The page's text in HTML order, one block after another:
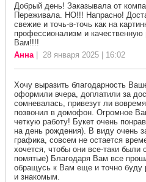
Добрый день! Заказывала от
Переживала. НО!!! Напрасно!
свежие и точь-в-точь как на
профессионализм и качественную
Вам!!!!
Анна| 28 января 2025 | 16:02
Хочу выразить благодарность
оформили вчера, доплатили за
сомневалась, привезут ли
позвонил в домофон. Огромное
четкую работу! Букет очень
на день рождения). В виду очень
графика, совсем не остается
хочется, чтобы они все-таки были
помятые) Благодаря Вам все
обращусь к Вам еще и точно буду
и знакомым.